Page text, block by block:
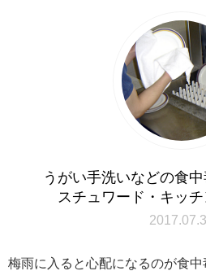
うがい手洗いなどの食
スチュワード・キッ
梅雨に入ると心配になるのが食